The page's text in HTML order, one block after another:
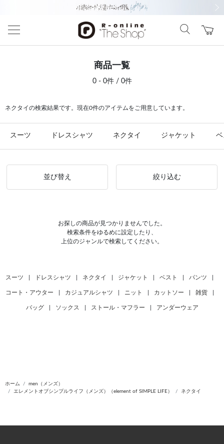
商品一覧
0 - 0件 / 0件
ネクタイの検索結果です。現在0件のアイテムをご用意しています。
スーツ ドレスシャツ ネクタイ ジャケット
並び替え 絞り込む
お探しの商品が見つかりませんでした。
検索条件をゆるめに設定したり、
上位のジャンルで検索してください。
スーツ ドレスシャツ ネクタイ ジャケット ベスト パンツ
コート・アウター カジュアルシャツ ニット カットソー 雑貨
バッグ ソックス ストール・マフラー アンダーウェア
ホーム
men（メンズ）
エレメントオブシンプルライフ（メンズ）（element of SIMPLE LIFE）
ネクタイ